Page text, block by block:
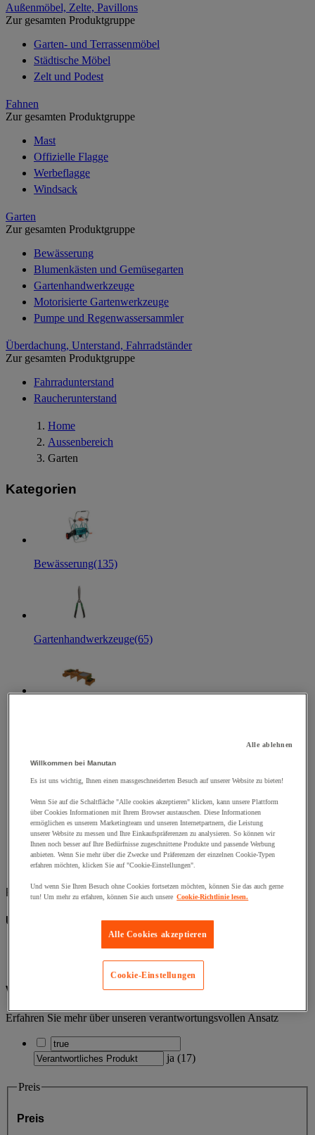
Außenmöbel, Zelte, Pavillons
Zur gesamten Produktgruppe
Garten- und Terrassenmöbel
Städtische Möbel
Zelt und Podest
Fahnen
Zur gesamten Produktgruppe
Mast
Offizielle Flagge
Werbeflagge
Windsack
Garten
Zur gesamten Produktgruppe
Bewässerung
Blumenkästen und Gemüsegarten
Gartenhandwerkzeuge
Motorisierte Gartenwerkzeuge
Pumpe und Regenwassersammler
Überdachung, Unterstand, Fahrradständer
Zur gesamten Produktgruppe
Fahrradunterstand
Raucherunterstand
Home
Aussenbereich
Garten
Kategorien
Bewässerung(135)
Gartenhandwerkzeuge(65)
Pumpe und Regenwassersammler(4)
Filtern nach
Unsere Marke Manutan
Verantwortliches Produkt
Erfahren Sie mehr über unseren verantwortungsvollen Ansatz
ja (17)
Preis
Preis
Alle ablehnen
Willkommen bei Manutan
Es ist uns wichtig, Ihnen einen massgeschneiderten Besuch auf unserer Website zu bieten!
Wenn Sie auf die Schaltfläche "Alle cookies akzeptieren" klicken, kann unsere Plattform
über Cookies Informationen mit Ihrem Browser austauschen. Diese Informationen
ermöglichen es unserem Marketingteam und unseren Internetpartnern, die Leistung
unserer Website zu messen und Ihre Einkaufspräferenzen zu analysieren. So können wir
Ihnen noch besser auf Ihre Bedürfnisse zugeschnittene Produkte und passende Werbung
anbieten. Wenn Sie mehr über die Zwecke und Präferenzen der einzelnen Cookie-Typen
erfahren möchten, klicken Sie auf "Cookie-Einstellungen".
Und wenn Sie Ihren Besuch ohne Cookies fortsetzen möchten, können Sie das auch gerne
tun! Um mehr zu erfahren, können Sie auch unsere Cookie-Richtlinie lesen.
Alle Cookies akzeptieren
Cookie-Einstellungen